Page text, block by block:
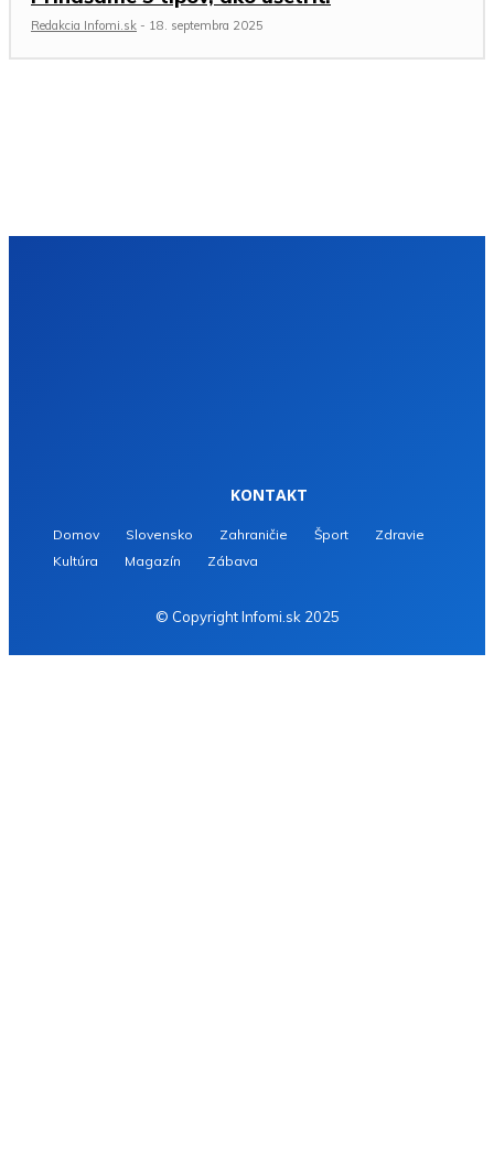
Redakcia Infomi.sk - 18. septembra 2025
KONTAKT
Domov Slovensko Zahraničie Šport
Zdravie
Kultúra
Magazín Zábava
© Copyright Infomi.sk 2025